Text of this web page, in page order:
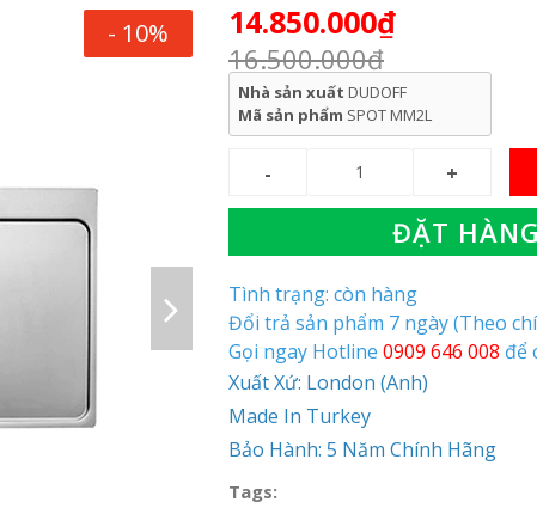
- 10% 14.850.000₫
16.500.000₫
Nhà sản xuất DUDOFF
Mã sản phẩm SPOT MM2L
ĐẶT
Tình trạng: còn hàng
Đổi trả sản phẩm 7 ngày (Theo
Gọi ngay Hotline 0909 646 008 để
Xuất Xứ: London (Anh)
Made In Turkey
Bảo Hành: 5 Năm Chính Hãng
Tags: